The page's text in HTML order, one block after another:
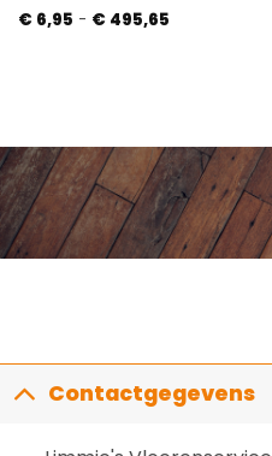
€ 6,95 - € 495,65Prijsklasse:
Contactgegevens